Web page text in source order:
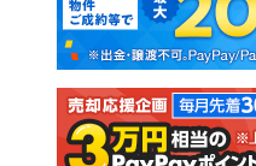
新築一戸建て
注文住宅